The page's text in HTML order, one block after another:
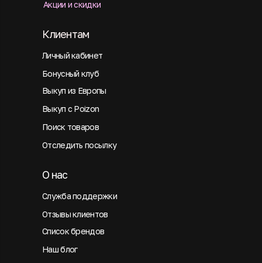
Акции и скидки
Личный кабинет
Клиентам
Бонусный клуб
Выкуп из Европы
Выкуп с Poizon
Поиск товаров
Отследить посылку
Служба поддержки
О нас
Отзывы клиентов
Список брендов
Наш блог